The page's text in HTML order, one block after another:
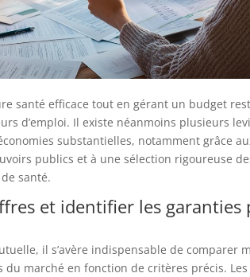
santé efficace tout en gérant un budget
d’emploi. Il existe néanmoins plusieurs
substantielles, notamment grâce
publics et à une sélection rigoureuse
santé.
et identifier les garanties
il s’avère indispensable de comparer
marché en fonction de critères précis.